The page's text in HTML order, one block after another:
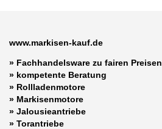
www.markisen-kauf.de
» Fachhandelsware zu fairen Preisen
» kompetente Beratung
» Rollladenmotore
» Markisenmotore
» Jalousieantriebe
» Torantriebe